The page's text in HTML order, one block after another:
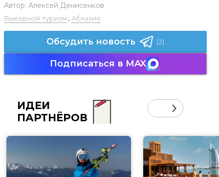
Автор: Алексей Денисенков
Выездной туризм , Абхазия
Обсудить новость (2)
Подписаться в MAX
ИДЕИ
ПАРТНЁРОВ